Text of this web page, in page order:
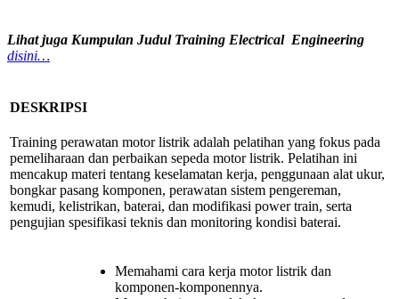
Lihat juga Kumpulan Judul Training Electrical Engineering
disini…
DESKRIPSI
Training perawatan motor listrik adalah pelatihan yang fokus pada
pemeliharaan dan perbaikan sepeda motor listrik. Pelatihan ini
mencakup materi tentang keselamatan kerja, penggunaan alat ukur,
bongkar pasang komponen, perawatan sistem pengereman,
kemudi, kelistrikan, baterai, dan modifikasi power train, serta
pengujian spesifikasi teknis dan monitoring kondisi baterai.
Memahami cara kerja motor listrik dan
komponen-komponennya.